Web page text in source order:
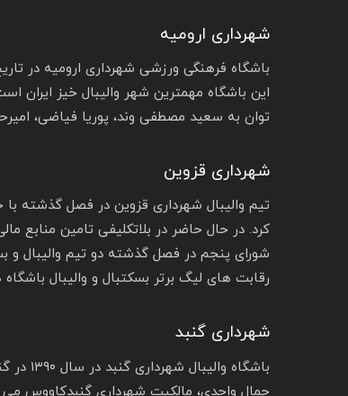
شهرداری ارومیه
این باشگاه مهمترین شهر والیبال خیز ایران
توان به سعید مصطفی وند، پوریا فیاضی،
شهرداری قزوین
تیم والیبال شهرداری قزوین در فصل گذشته با
کرد. در حال حاضر در بلاتکلیفی تامین
شورای پنجم در فصل گذشته دو تیم والیبال و
رقابت‌ های لیگ برتر بسکتبال و والیبال
شهرداری گنبد
جمال واحدی، مالکیت شهرداری گنبدکاووس می